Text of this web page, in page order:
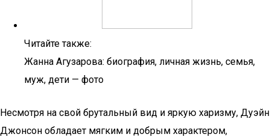
Читайте также:
Жанна Агузарова: биография, личная жизнь, семья,
муж, дети — фото
Несмотря на свой брутальный вид и яркую харизму, Дуэйн
Джонсон обладает мягким и добрым характером,